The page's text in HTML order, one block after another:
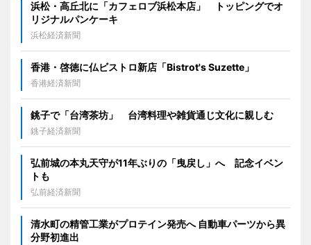
浜松・高丘北に「カフェロブ浜松本店」 トッピングでオ
リジナルパンケーキ
浜松経済新聞
香港・啓徳に仏ビストロ新店「Bistrot's Suzette」
香港経済新聞
銚子で「台湾茶坊」 台湾料理や雑貨通じ文化に親しむ
銚子経済新聞
弘前城の本丸天守が11年ぶりの「曳戻し」へ 記念イベン
トも
弘前経済新聞
清水町の精管工業がプロテイン発売へ 自動車パーツから異
分野初進出